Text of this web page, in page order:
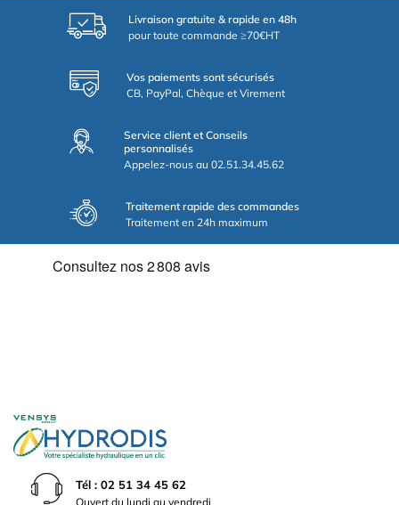
Livraison gratuite & rapide en 48h
pour toute commande ≥70€HT
Vos paiements sont sécurisés
CB, PayPal, Chèque et Virement
Service client et Conseils
personnalisés
Appelez-nous au 02.51.34.45.62
Traitement rapide des commandes
Traitement en 24h maximum
Tél : 02 51 34 45 62
Ouvert du lundi au vendredi